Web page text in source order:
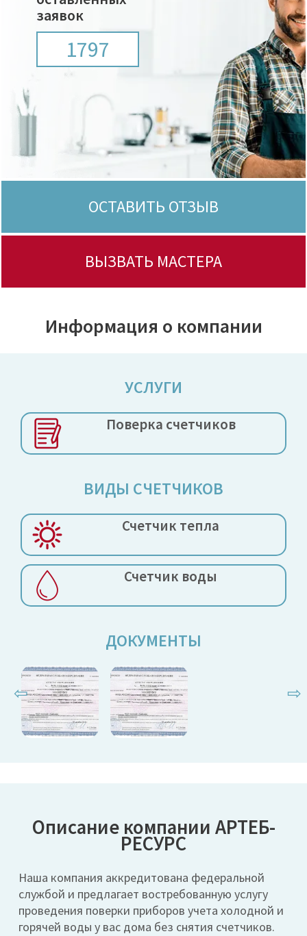
заявок
1797
ОСТАВИТЬ ОТЗЫВ
ВЫЗВАТЬ МАСТЕРА
Информация о компании
УСЛУГИ
Поверка счетчиков
ВИДЫ СЧЕТЧИКОВ
Счетчик тепла
Счетчик воды
ДОКУМЕНТЫ
⇦ ⇨
Описание компании АРТЕБ-
РЕСУРС
Наша компания аккредитована федеральной
службой и предлагает востребованную услугу
проведения поверки приборов учета холодной и
горячей воды у вас дома без снятия счетчиков.